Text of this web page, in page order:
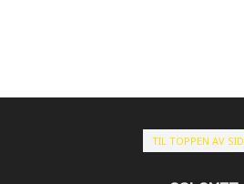
TIL TOPPEN AV